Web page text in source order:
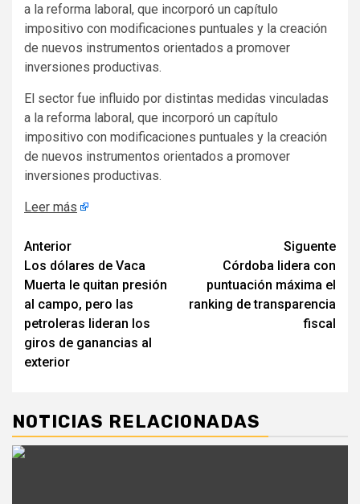
a la reforma laboral, que incorporó un capítulo
impositivo con modificaciones puntuales y la creación
de nuevos instrumentos orientados a promover
inversiones productivas.
El sector fue influido por distintas medidas vinculadas
a la reforma laboral, que incorporó un capítulo
impositivo con modificaciones puntuales y la creación
de nuevos instrumentos orientados a promover
inversiones productivas.
Leer más
Navegación
de
entradas
Anterior
Los dólares de Vaca
Muerta le quitan presión
al campo, pero las
petroleras lideran los
giros de ganancias al
exterior
Siguente
Córdoba lidera con
puntuación máxima el
ranking de transparencia
fiscal
NOTICIAS RELACIONADAS